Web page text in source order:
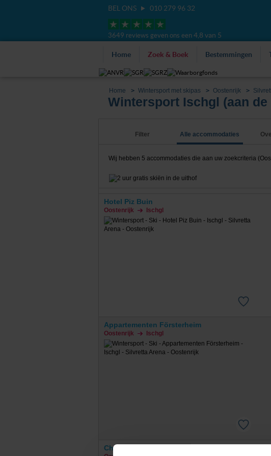
BEL ONS 010 279 96 32
3649 reviews geven ons een 4,8 van 5
Home Zoek & Boek Bestemmingen
Home Wintersport met skipas Oostenrijk
Wintersport Ischgl (aan de
Filter Alle accommodaties
Wij hebben 5 accommodaties die aan uw zoekcriteria
Hotel Piz Buin
Oostenrijk Ischgl
Appartementen Försterheim
Oostenrijk Ischgl
Chalet Sofie